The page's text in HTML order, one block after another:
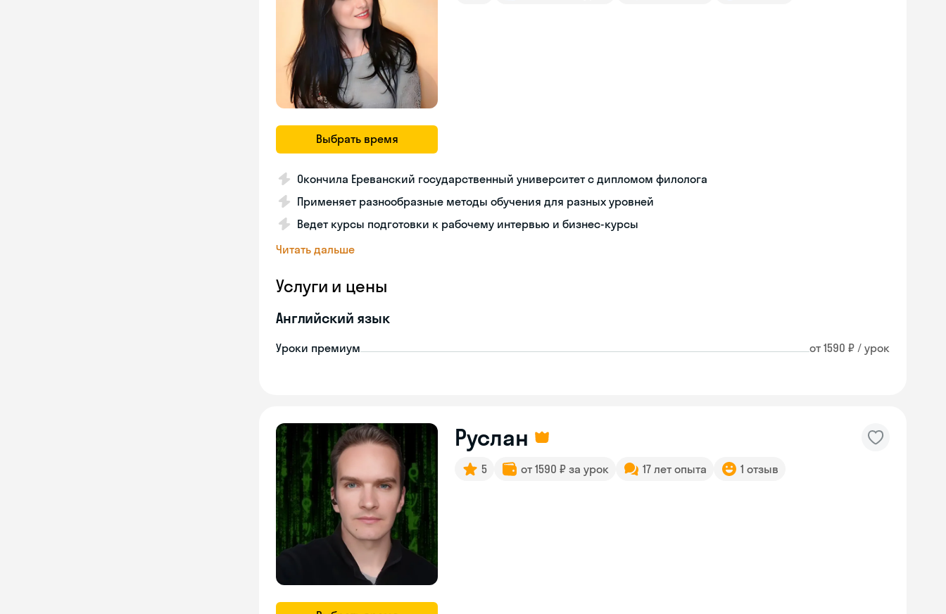
Выбрать время
Окончила Ереванский государственный университет с дипломом филолога
Применяет разнообразные методы обучения для разных уровней
Ведет курсы подготовки к рабочему интервью и бизнес-курсы
Читать дальше
Услуги и цены
Английский язык
Уроки премиум от 1590 ₽ / урок
Руслан
5 от 1590 ₽ за урок 17 лет опыта 1 отзыв